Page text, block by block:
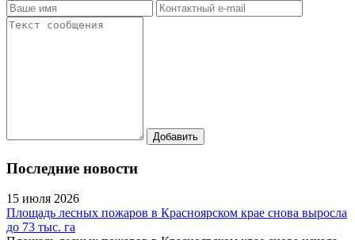
Последние новости
15 июля 2026
Площадь лесных пожаров в Красноярском крае снова выросла
до 73 тыс. га